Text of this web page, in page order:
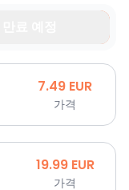
7.49 EUR
가격
19.99 EUR
가격